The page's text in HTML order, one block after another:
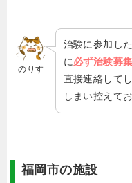
のりす
治験に参加し
に必ず治験募
直接連絡して
しまい控えて
福岡市の施設